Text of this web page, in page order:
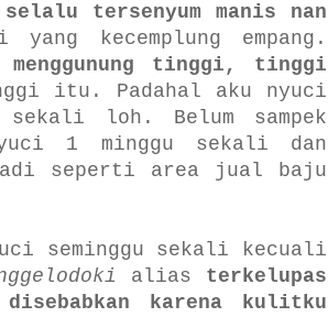
tersenyum manis nan
kecemplung empang.
tinggi, tinggi
itu. Padahal aku nyuci
loh. Belum sampek
1 minggu sekali dan
jadi seperti area jual baju
seminggu sekali kecuali
alias terkelupas
disebabkan karena kulitku